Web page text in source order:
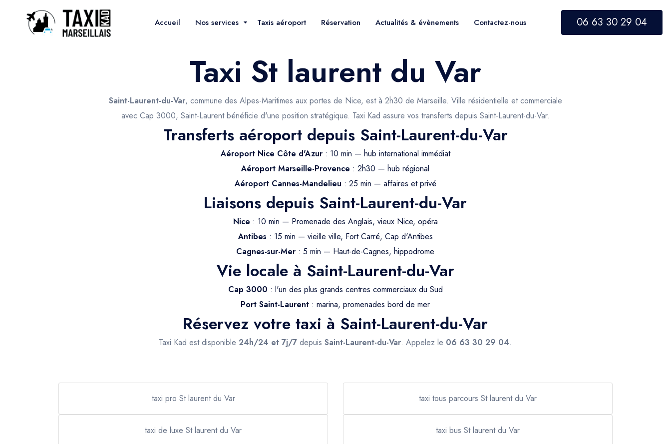
Accueil Nos services Taxis aéroport Réservation Actualités & évènements Contactez-nous 06 63 30 29 04
Taxi St laurent du Var
Saint-Laurent-du-Var, commune des Alpes-Maritimes aux portes de Nice, est à 2h30 de Marseille. Ville résidentielle et commerciale
avec Cap 3000, Saint-Laurent bénéficie d'une position stratégique. Taxi Kad assure vos transferts depuis Saint-Laurent-du-Var.
Transferts aéroport depuis Saint-Laurent-du-Var
Aéroport Nice Côte d'Azur: 10 min — hub international immédiat
Aéroport Marseille-Provence : 2h30 — hub régional
Aéroport Cannes-Mandelieu : 25 min — affaires et privé
Liaisons depuis Saint-Laurent-du-Var
Nice : 10 min — Promenade des Anglais, vieux Nice, opéra
Antibes : 15 min — vieille ville, Fort Carré, Cap d'Antibes
Cagnes-sur-Mer : 5 min — Haut-de-Cagnes, hippodrome
Vie locale à Saint-Laurent-du-Var
Cap 3000 : l'un des plus grands centres commerciaux du Sud
Port Saint-Laurent : marina, promenades bord de mer
Réservez votre taxi à Saint-Laurent-du-Var
Taxi Kad est disponible24h/24 et 7j/7 depuisSaint-Laurent-du-Var. Appelez le 06 63 30 29 04.
taxi pro St laurent du Var taxi tous parcours St laurent du Var
taxi de luxe St laurent du Var taxi bus St laurent du Var